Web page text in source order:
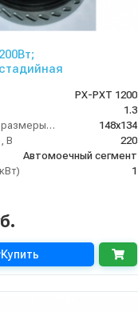
PX-PXT 1200
1.3
Габаритные размеры, мм
148x134
В
220
Автомоечный сегмент
1
Купить